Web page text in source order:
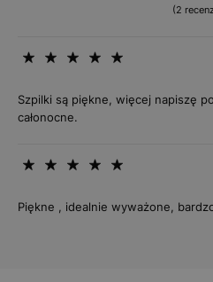
(2
Szpilki są piękne, więcej napiszę
całonocne.
Piękne , idealnie wyważone,